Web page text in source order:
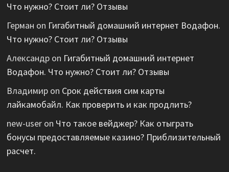
Что нужно? Стоит ли? Отзывы
Герман on Гигабитный домашний интернет Водафон.
Что нужно? Стоит ли? Отзывы
Александрon Гигабитный домашний интернет
Водафон. Что нужно? Стоит ли? Отзывы
Владимирon Срок действия сим карты
лайкамобайл. Как проверить и как продлить?
new-useron Что такое вейджер? Как отыграть
бонусы предоставляемые казино? Приблизительный
расчет.